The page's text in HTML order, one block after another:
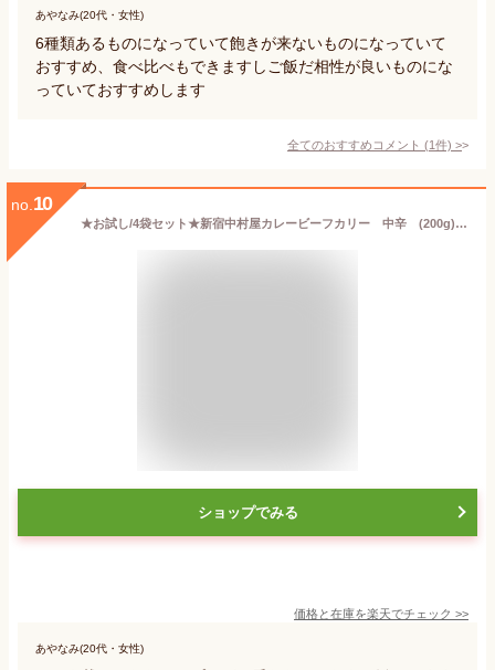
あやなみ(20代・女性)
6種類あるものになっていて飽きが来ないものになっていて
おすすめ、食べ比べもできますしご飯だ相性が良いものにな
っていておすすめします
全てのおすすめコメント (1件) >
no. 10
★お試し/4袋セット★新宿中村屋カレービーフカリー 中辛 (200g)4個セット【業務用・中村屋レストランフーズ】【Nakamuraya Restaurant Foods】ビーフカレー【コストコ通販】＃8 レストラン用 業務用 お試しセット レトルトカレー インドカレー
ショップでみる
価格と在庫を楽天でチェック >>
あやなみ(20代・女性)